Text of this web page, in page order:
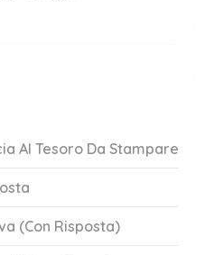
Al Tesoro Da Stampare
(Con Risposta)